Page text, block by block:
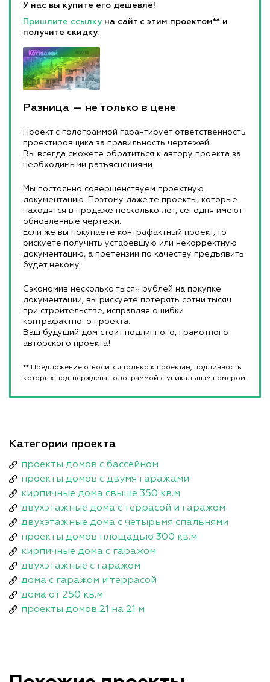
У нас вы купите его дешевле!
Пришлите ссылку на сайт с этим проектом** и
получите скидку.
Разница — не только в цене
Проект с голограммой гарантирует ответственность
проектировщика за правильность чертежей.
Вы всегда сможете обратиться к автору проекта за
необходимыми разъяснениями.
Мы постоянно совершенствуем проектную
документацию. Поэтому даже те проекты, которые
находятся в продаже несколько лет, сегодня имеют
обновленные чертежи.
Если же вы покупаете контрафактный проект, то
рискуете получить устаревшую или некорректную
документацию, а претензии по качеству предъявить
будет некому.
Сэкономив несколько тысяч рублей на покупке
документации, вы рискуете потерять сотни тысяч
при строительстве, исправляя ошибки
контрафактного проекта.
Ваш будущий дом стоит подлинного, грамотного
авторского проекта!
** Предложение относится только к проектам, подлинность
которых подтверждена голограммой с уникальным номером.
Категории проекта
проекты домов с бассейном
проекты домов с двумя гаражами
кирпичные дома свыше 350 кв.м
двухэтажные дома с террасой и гаражом
двухэтажные дома с четырьмя спальнями
проекты домов площадью 300 кв.м
кирпичные дома с гаражом
двухэтажные с гаражом
дома с гаражом и террасой
дома от 250 кв.м
проекты домов 21 на 21 м